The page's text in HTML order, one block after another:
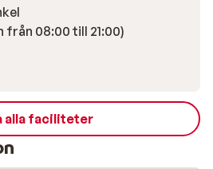
från 08:00 till 21:00)
alla faciliteter